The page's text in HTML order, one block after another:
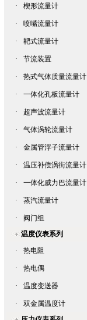
· 楔形流量计
· 喷嘴流量计
· 靶式流量计
· 节流装置
· 热式气体质量流量计
· 一体化孔板流量计
· 超声波流量计
· 气体涡轮流量计
· 金属管浮子流量计
· 温压补偿涡街流量计
· 一体化威力巴流量计
· 蒸汽流量计
·
阀门组
温度仪表系列
·
热电阻
· 热电偶
· 温度变送器
·
双金属温度计